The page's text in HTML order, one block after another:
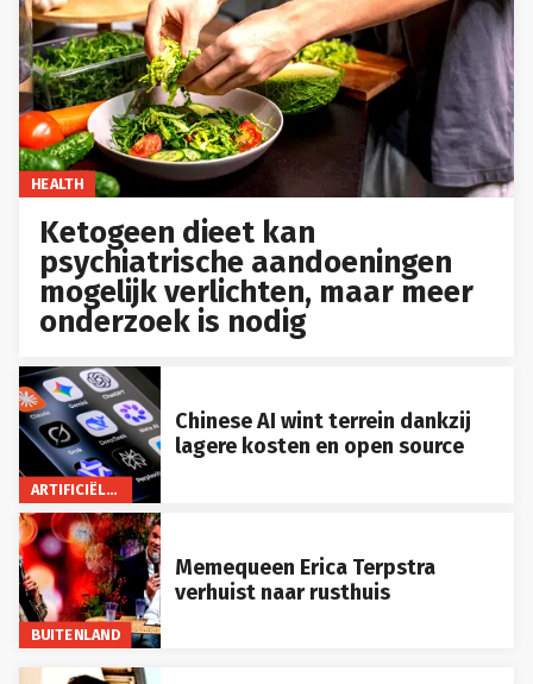
HEALTH
Ketogeen dieet kan
psychiatrische aandoeningen
mogelijk verlichten, maar meer
onderzoek is nodig
ARTIFICIËLE INTELLIGENTIE
Chinese AI wint terrein dankzij
lagere kosten en open source
BUITENLAND
Memequeen Erica Terpstra
verhuist naar rusthuis